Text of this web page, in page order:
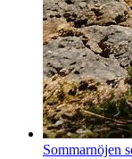
Sommarnöjen